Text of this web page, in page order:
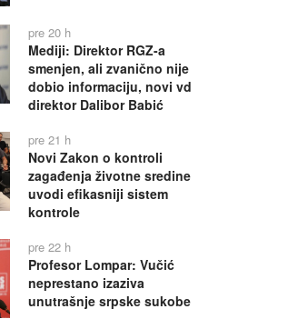
pre 20 h
Mediji: Direktor RGZ-a
smenjen, ali zvanično nije
dobio informaciju, novi vd
direktor Dalibor Babić
pre 21 h
Novi Zakon o kontroli
zagađenja životne sredine
uvodi efikasniji sistem
kontrole
pre 22 h
Profesor Lompar: Vučić
neprestano izaziva
unutrašnje srpske sukobe